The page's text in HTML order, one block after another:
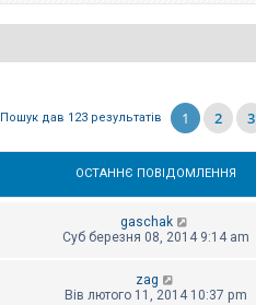
Пошук дав 123 результатів 1 2 3
ОСТАННЄ ПОВІДОМЛЕННЯ
gaschak
Суб березня 08, 2014 9:14 am
zag
Вів лютого 11, 2014 10:37 pm